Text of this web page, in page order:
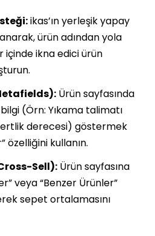
ikas’ın yerleşik yapay
ürün adından yola
içinde ikna edici ürün
Ürün sayfasında
(Örn: Yıkama talimatı
derecesi) göstermek
özelliğini kullanın.
Sell): Ürün sayfasına
veya “Benzer Ürünler”
sepet ortalamasını